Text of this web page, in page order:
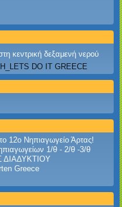
κεντρική δεξαμενή νερού
DO IT GREECE
12ο Νηπιαγωγείο Άρτας!
1/θ - 2/θ -3/θ
Greece